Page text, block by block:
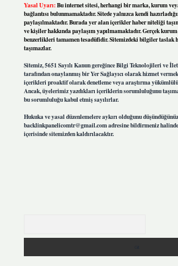
Yasal Uyarı:Bu internet sitesi, herhangi bir marka, kurum
bağlantısı bulunmamaktadır. Sitede yalnızca kendi
paylaşılmaktadır. Burada yer alan içerikler haber niteliği
ve kişiler hakkında paylaşım yapılmamaktadır. Gerçek
benzerlikleri tamamen tesadüfidir. Sitemizdeki bilgiler taslak
taşımazlar.
Sitemiz, 5651 Sayılı Kanun gereğince Bilgi Teknolojileri ve
tarafından onaylanmış bir Yer Sağlayıcı olarak hizmet
içerikleri proaktif olarak denetleme veya araştırma
Ancak, üyelerimiz yazdıkları içeriklerin sorumluluğunu
bu sorumluluğu kabul etmiş sayılırlar.
Hukuka ve yasal düzenlemelere aykırı olduğunu
backlinkpanelicomtr@gmail.comadresine bildirmeniz
içerisinde sitemizden kaldırılacaktır.